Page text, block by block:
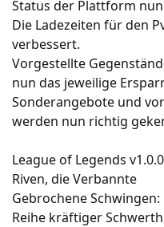
Status der Plattform
Die Ladezeiten für den
verbessert.
Vorgestellte
nun das jeweilige
Sonderangebote und
werden nun richtig
League of Legends
Riven, die Verbannte
Gebrochene
Reihe kräftiger